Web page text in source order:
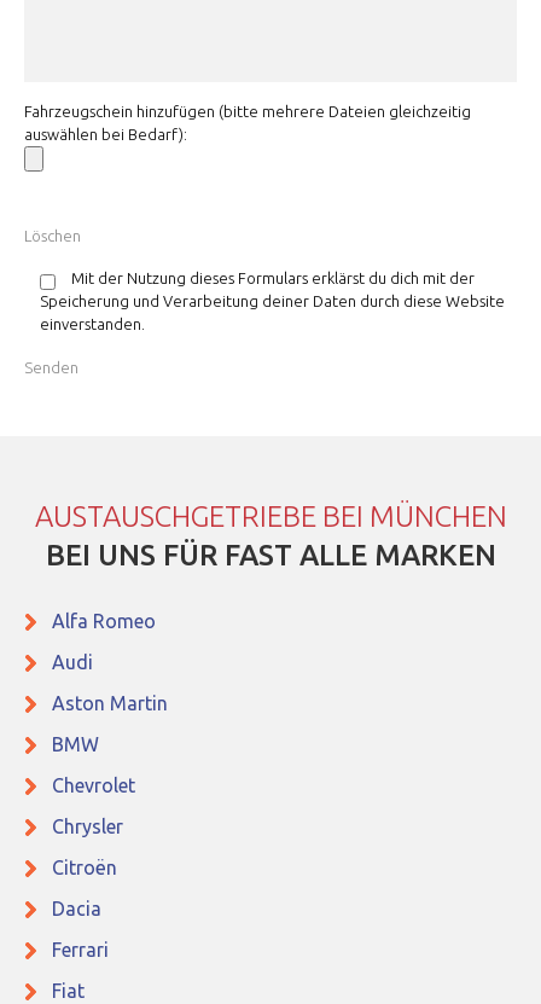
Fahrzeugschein hinzufügen (bitte mehrere Dateien gleichzeitig
auswählen bei Bedarf):
Mit der Nutzung dieses Formulars erklärst du dich mit der
Speicherung und Verarbeitung deiner Daten durch diese Website
einverstanden.
AUSTAUSCHGETRIEBE BEI MÜNCHEN
BEI UNS FÜR FAST ALLE MARKEN
Alfa Romeo
Audi
Aston Martin
BMW
Chevrolet
Chrysler
Citroën
Dacia
Ferrari
Fiat